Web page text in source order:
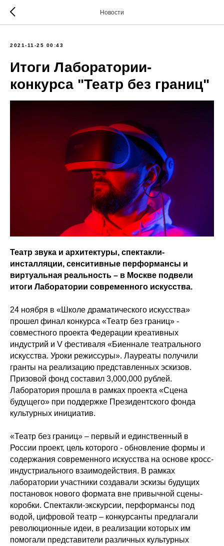
Новости
2021-11-25 00:43
Итоги Лаборатории-
конкурса "Театр без границ"
Театр звука и архитектуры, спектакли-
инсталляции, сенситивные перформансы и
виртуальная реальность – в Москве подвели
итоги Лаборатории современного искусства.
24 ноября в «Школе драматического искусства»
прошел финал конкурса «Театр без границ» -
совместного проекта Федерации креативных
индустрий и V фестиваля «Биеннале театрального
искусства. Уроки режиссуры». Лауреаты получили
гранты на реализацию представленных эскизов.
Призовой фонд составил 3,000,000 рублей.
Лаборатория прошла в рамках проекта «Сцена
будущего» при поддержке Президентского фонда
культурных инициатив.
«Театр без границ» – первый и единственный в
России проект, цель которого - обновление формы и
содержания современного искусства на основе кросс-
индустриального взаимодействия. В рамках
лаборатории участники создавали эскизы будущих
постановок нового формата вне привычной сцены-
коробки. Спектакли-экскурсии, перформансы под
водой, цифровой театр – конкурсанты предлагали
революционные идеи, в реализации которых им
помогали представители различных культурных